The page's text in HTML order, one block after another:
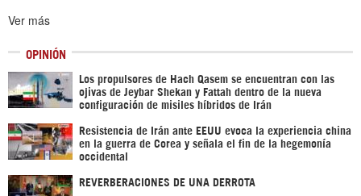
Ver más
OPINIÓN
Los propulsores de Hach Qasem se encuentran con las
ojivas de Jeybar Shekan y Fattah dentro de la nueva
configuración de misiles híbridos de Irán
Resistencia de Irán ante EEUU evoca la experiencia china
en la guerra de Corea y señala el fin de la hegemonía
occidental
REVERBERACIONES DE UNA DERROTA